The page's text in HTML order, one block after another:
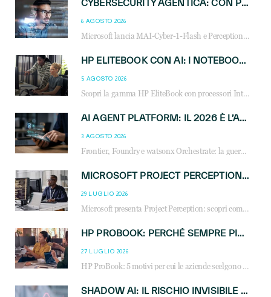
CYBERSECURITY AGENTICA: CON PERCEPTION E MAI-CYBER-1-FLASH MICROSOFT APRE NUOVI SERVIZI PER IL CANALE
6 AGOSTO 2026
Microsoft lancia MAI-Cyber-1-Flash e Perception: cybersecurity agentica in preview dal 3 novembre. Cosa cambia per MSP, system integrator e reseller.
HP ELITEBOOK CON AI: I NOTEBOOK BUSINESS INTELLIGENTI CHE TRASFORMANO PRODUTTIVITÀ, SICUREZZA E LAVORO IBRIDO
5 AGOSTO 2026
Scopri la gamma HP EliteBook con processori Intel® Core™ Ultra e AMD Ryzen™ AI. Notebook business progettati per aumentare la produttività, migliorare la collaborazione e garantire sicurezza avanzata in ufficio e in mobilità.
AI AGENT PLATFORM: IL 2026 È L’ANNO DEL «SISTEMA OPERATIVO» PER GLI AGENTI AZIENDALI
3 AGOSTO 2026
Frontier, Foundry e watsonx Orchestrate: la guerra delle piattaforme AI agent ridisegna il mercato IT. Cosa cambia per reseller, MSP e system integrator.
MICROSOFT PROJECT PERCEPTION: COME GLI AGENTI AI CAMBIERANNO SOC, CYBERSECURITY E SERVIZI MSP
29 LUGLIO 2026
Microsoft presenta Project Perception: scopri come gli agenti AI possono trasformare cybersecurity, SOC e servizi gestiti degli MSP.
HP PROBOOK: PERCHÉ SEMPRE PIÙ AZIENDE SCELGONO NOTEBOOK PROGETTATI PER IL LAVORO MODERNO
27 LUGLIO 2026
HP ProBook: 5 motivi per cui le aziende scelgono i notebook business HP per migliorare produttività, sicurezza e gestione dell’AI.
SHADOW AI: IL RISCHIO INVISIBILE CHE LE AZIENDE POSSONO GOVERNARE